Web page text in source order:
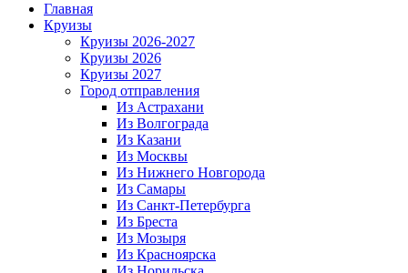
Главная
Круизы
Круизы 2026-2027
Круизы 2026
Круизы 2027
Город отправления
Из Астрахани
Из Волгограда
Из Казани
Из Москвы
Из Нижнего Новгорода
Из Самары
Из Санкт-Петербурга
Из Бреста
Из Мозыря
Из Красноярска